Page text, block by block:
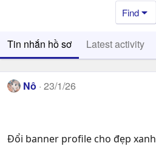
Find
Tin nhắn hồ sơ Latest activity
Nô 23/1/26
Đổi banner profile cho đẹp xanh